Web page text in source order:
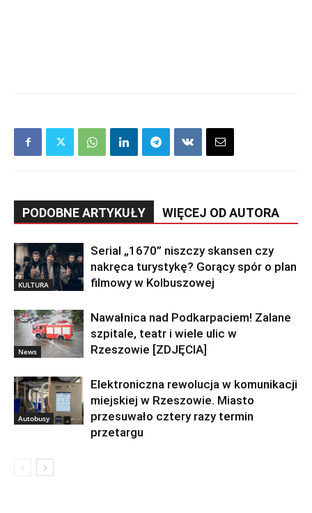
PODOBNE ARTYKUŁY WIĘCEJ OD AUTORA
KULTURA
Serial „1670” niszczy skansen czy
nakręca turystykę? Gorący spór o plan
filmowy w Kolbuszowej
News
Nawałnica nad Podkarpaciem! Zalane
szpitale, teatr i wiele ulic w
Rzeszowie [ZDJĘCIA]
Autobusy
Elektroniczna rewolucja w komunikacji
miejskiej w Rzeszowie. Miasto
przesuwało cztery razy termin
przetargu